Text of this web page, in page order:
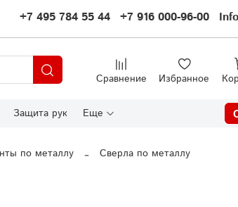
+7 495 784 55 44 +7 916 000-96-00
Сравнение Избранное
Защита рук Еще
по металлу Сверла по металлу